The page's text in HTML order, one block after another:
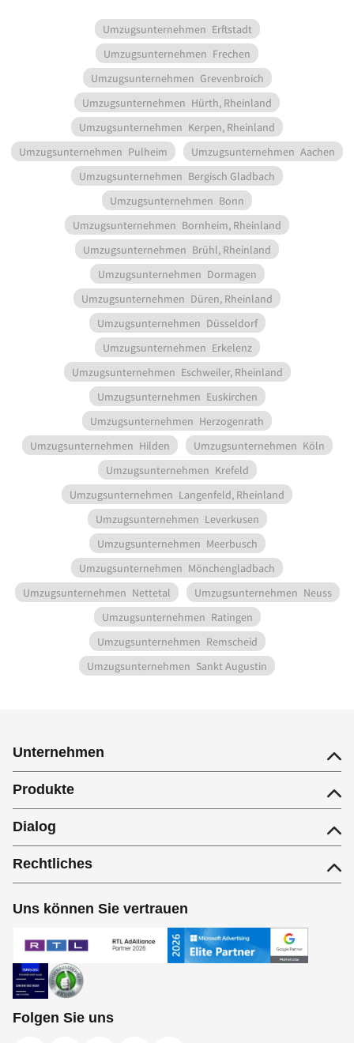
Umzugsunternehmen Erftstadt
Umzugsunternehmen Frechen
Umzugsunternehmen Grevenbroich
Umzugsunternehmen Hürth, Rheinland
Umzugsunternehmen Kerpen, Rheinland
Umzugsunternehmen Pulheim Umzugsunternehmen Aachen
Umzugsunternehmen Bergisch Gladbach
Umzugsunternehmen Bonn
Umzugsunternehmen Bornheim, Rheinland
Umzugsunternehmen Brühl, Rheinland
Umzugsunternehmen Dormagen
Umzugsunternehmen Düren, Rheinland
Umzugsunternehmen Düsseldorf
Umzugsunternehmen Erkelenz
Umzugsunternehmen Eschweiler, Rheinland
Umzugsunternehmen Euskirchen
Umzugsunternehmen Herzogenrath
Umzugsunternehmen Hilden Umzugsunternehmen Köln
Umzugsunternehmen Krefeld
Umzugsunternehmen Langenfeld, Rheinland
Umzugsunternehmen Leverkusen
Umzugsunternehmen Meerbusch
Umzugsunternehmen Mönchengladbach
Umzugsunternehmen Nettetal Umzugsunternehmen Neuss
Umzugsunternehmen Ratingen
Umzugsunternehmen Remscheid
Umzugsunternehmen Sankt Augustin
Unternehmen
Produkte
Dialog
Rechtliches
Uns können Sie vertrauen
Folgen Sie uns